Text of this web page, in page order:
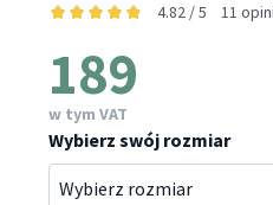
4.82 / 5 11
189
w tym VAT
Wybierz swój rozmiar